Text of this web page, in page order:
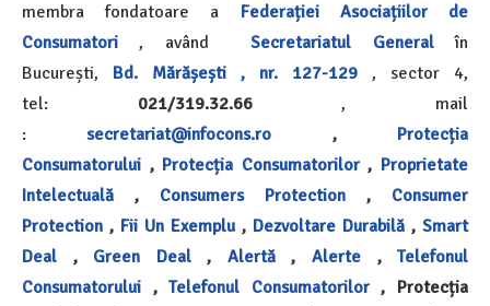
membra fondatoare a Federației Asociațiilor de
Consumatori , având Secretariatul Generalîn
București, Bd. Mărășești , nr. 127-129 , sector 4,
tel: 021/319.32.66, mail
:secretariat@infocons.ro , Protecția
Consumatorului , Protecția Consumatorilor , Proprietate
Intelectuală
, Consumers Protection ,
Consumer
Protection , Fii Un Exemplu , Dezvoltare Durabilă , Smart
Deal , Green Deal, Alertă, Alerte ,Telefonul
Consumatorului , Telefonul Consumatorilor , Protecția